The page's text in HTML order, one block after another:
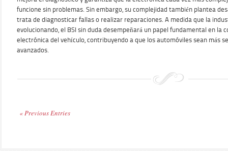
funcione sin problemas. Sin embargo, su complejidad también plantea
trata de diagnosticar fallas o realizar reparaciones. A medida que la
evolucionando, el BSI sin duda desempeñará un papel fundamental en la
electrónica del vehículo, contribuyendo a que los automóviles sean más
avanzados.
« Previous Entries